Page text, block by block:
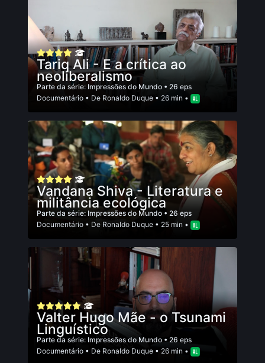
Tariq Ali - E a crítica ao
neoliberalismo
Parte da série: Impressões do Mundo • 26 eps
Documentário • De Ronaldo Duque • 26 min •
Vandana Shiva - Literatura e
militância ecológica
Parte da série: Impressões do Mundo • 26 eps
Documentário • De Ronaldo Duque • 25 min •
Valter Hugo Mãe - o Tsunami
Linguístico
Parte da série: Impressões do Mundo • 26 eps
Documentário • De Ronaldo Duque • 26 min •